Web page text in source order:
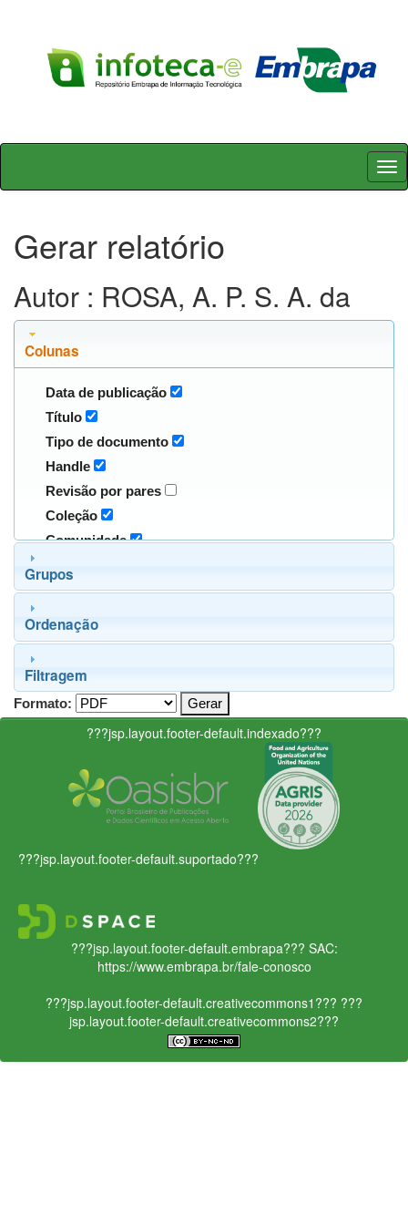
Skip
Gerar relatório
Autor : ROSA, A. P. S. A. da
Colunas
Data de publicação
Título
Tipo de documento
Handle
Revisão por pares
Coleção
Comunidade
Grupos
Ordenação
Filtragem
Formato:
???jsp.layout.footer-default.indexado???
???jsp.layout.footer-default.suportado???
???jsp.layout.footer-default.embrapa??? SAC:
https://www.embrapa.br/fale-conosco
???jsp.layout.footer-default.creativecommons1??? ???
jsp.layout.footer-default.creativecommons2???